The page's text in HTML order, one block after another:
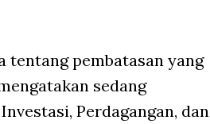
tentang pembatasan yang
sedang
Perdagangan, dan